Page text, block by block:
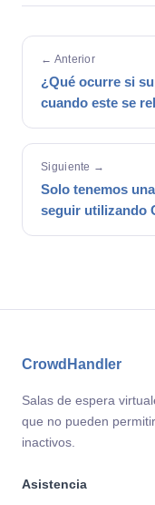
← Anterior
¿Qué ocurre si
cuando este se
Siguiente →
Solo tenemos
seguir utilizando
CrowdHandler
Salas de espera
que no pueden
inactivos.
Asistencia